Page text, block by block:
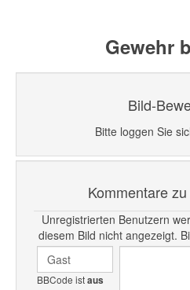
Gewehr
Bild-
Bitte loggen Sie
Kommentare
Unregistrierten Benutzern
diesem Bild nicht angezeigt.
BBCode istaus